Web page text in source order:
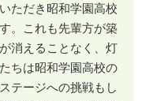
ただき昭和学園高校
。これも先輩方が築
消えることなく、灯
ちは昭和学園高校の
テージへの挑戦もし